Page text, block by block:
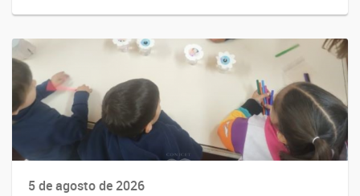
5 de agosto de 2026